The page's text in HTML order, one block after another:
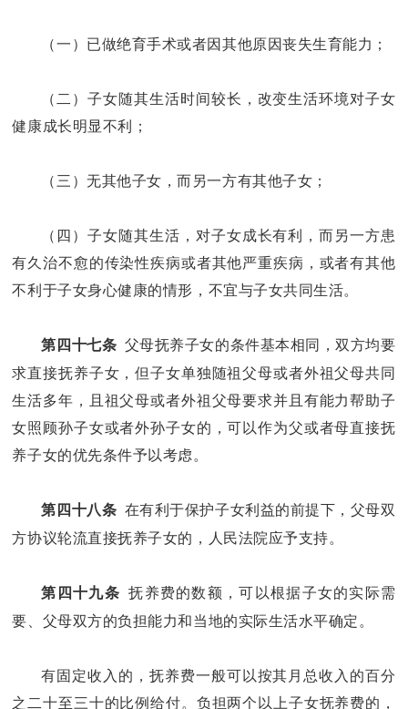
（一）已做绝育手术或者因其他原因丧失生育能力；
（二）子女随其生活时间较长，改变生活环境对子女
健康成长明显不利；
（三）无其他子女，而另一方有其他子女；
（四）子女随其生活，对子女成长有利，而另一方患
有久治不愈的传染性疾病或者其他严重疾病，或者有其他
不利于子女身心健康的情形，不宜与子女共同生活。
第四十七条 父母抚养子女的条件基本相同，双方均要
求直接抚养子女，但子女单独随祖父母或者外祖父母共同
生活多年，且祖父母或者外祖父母要求并且有能力帮助子
女照顾孙子女或者外孙子女的，可以作为父或者母直接抚
养子女的优先条件予以考虑。
第四十八条 在有利于保护子女利益的前提下，父母双
方协议轮流直接抚养子女的，人民法院应予支持。
第四十九条 抚养费的数额，可以根据子女的实际需
要、父母双方的负担能力和当地的实际生活水平确定。
有固定收入的，抚养费一般可以按其月总收入的百分
之二十至三十的比例给付。负担两个以上子女抚养费的，